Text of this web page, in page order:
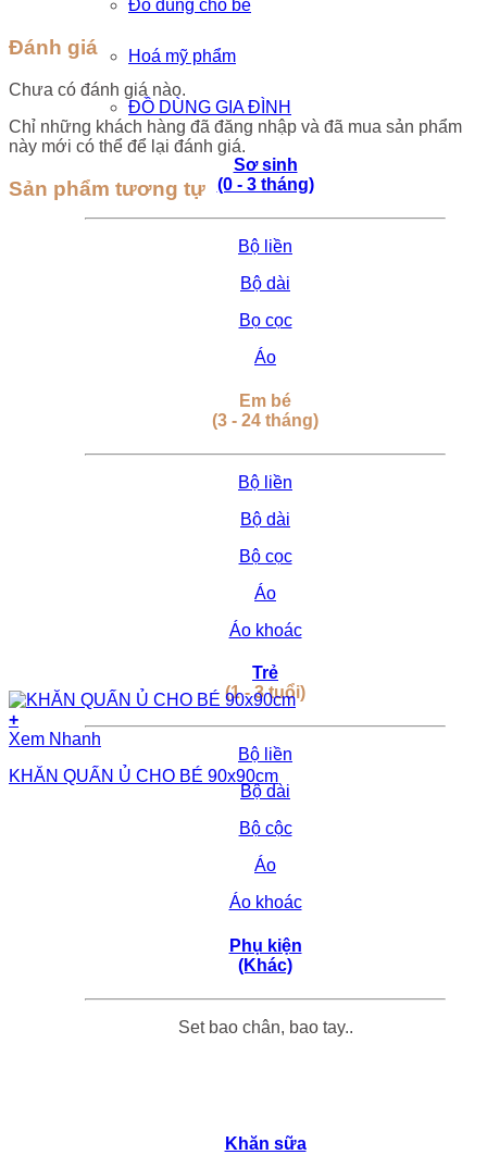
Đồ dùng cho bé
Hoá mỹ phẩm
ĐỒ DÙNG GIA ĐÌNH
Sơ sinh
(0 - 3 tháng)
Bộ liền
Bộ dài
Bọ cọc
Áo
Em bé
(3 - 24 tháng)
Bộ liền
Bộ dài
Bộ cọc
Áo
Áo khoác
Trẻ
(1 - 3 tuổi)
Bộ liền
Bộ dài
Bộ cộc
Áo
Áo khoác
Phụ kiện
(Khác)
Set bao chân, bao tay..
Khăn sữa
Đánh giá
Chưa có đánh giá nào.
Chỉ những khách hàng đã đăng nhập và đã mua sản phẩm
này mới có thể để lại đánh giá.
Sản phẩm tương tự
+
Xem Nhanh
KHĂN QUẤN Ủ CHO BÉ 90x90cm